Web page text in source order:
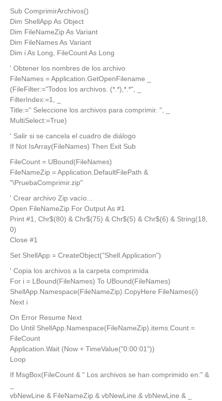
Sub ComprimirArchivos()
Dim ShellApp As Object
Dim FileNameZip As Variant
Dim FileNames As Variant
Dim i As Long, FileCount As Long
' Obtener los nombres de los archivo
FileNames = Application.GetOpenFilename _
(FileFilter:="Todos los archivos. (*.*),*.*", _
FilterIndex:=1, _
Title:=" Seleccione los archivos para comprimir. ", _
MultiSelect:=True)
' Salir si se cancela el cuadro de diálogo
If Not IsArray(FileNames) Then Exit Sub
FileCount = UBound(FileNames)
FileNameZip = Application.DefaultFilePath &
"\PruebaComprimir.zip"
' Crear archivo Zip vacío...
Open FileNameZip For Output As #1
Print #1, Chr$(80) & Chr$(75) & Chr$(5) & Chr$(6) & String(18,
0)
Close #1
Set ShellApp = CreateObject("Shell.Application")
' Copia los archivos a la carpeta comprimida
For i = LBound(FileNames) To UBound(FileNames)
ShellApp.Namespace(FileNameZip).CopyHere FileNames(i)
Next i
On Error Resume Next
Do Until ShellApp.Namespace(FileNameZip).items.Count =
FileCount
Application.Wait (Now + TimeValue("0:00:01"))
Loop
If MsgBox(FileCount & " Los archivos se han comprimido en:" &
vbNewLine & FileNameZip & vbNewLine & vbNewLine & _